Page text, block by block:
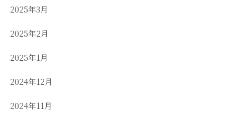
2025年3月
2025年2月
2025年1月
2024年12月
2024年11月